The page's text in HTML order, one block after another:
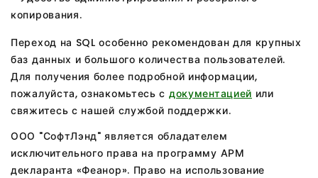
копирования.
Переход на SQL особенно рекомендован для крупных
баз данных и большого количества пользователей.
Для получения более подробной информации,
пожалуйста, ознакомьтесь с документацией или
свяжитесь с нашей службой поддержки.
ООО "СофтЛэнд" является обладателем
исключительного права на программу АРМ
декларанта «Феанор». Право на использование